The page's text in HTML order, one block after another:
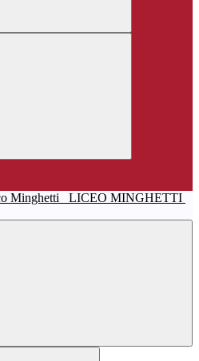
LICEO MINGHETTI